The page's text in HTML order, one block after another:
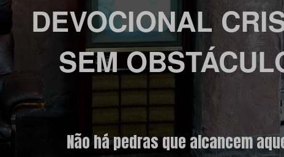
DEVOCIONAL
SEM
Não há pedras que alcancem